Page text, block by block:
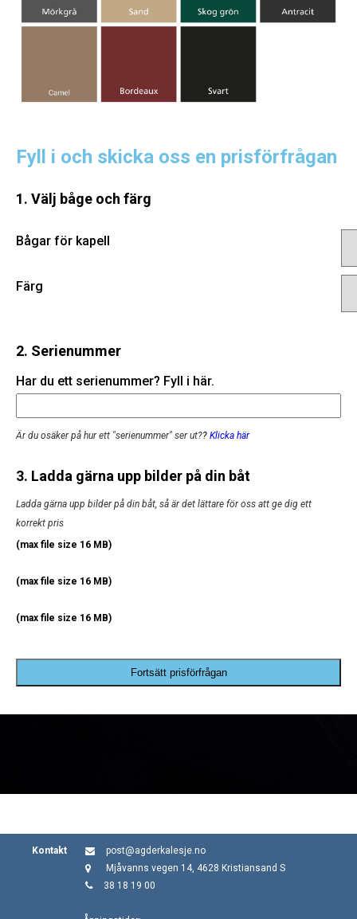
Fyll i och skicka oss en prisförfrågan
1. Välj båge och färg
Bågar för kapell
Färg
2. Serienummer
Har du ett serienummer? Fyll i här.
Är du osäker på hur ett "serienummer" ser ut?? Klicka här
3. Ladda gärna upp bilder på din båt
Ladda gärna upp bilder på din båt, så är det lättare för oss att ge dig ett
korrekt pris
(max file size 16 MB)
(max file size 16 MB)
(max file size 16 MB)
Fortsätt prisförfrågan
Kontakt
post@agderkalesje.no
Mjåvanns vegen 14, 4628 Kristiansand S
38 18 19 00